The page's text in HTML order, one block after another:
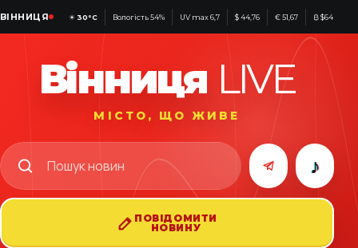
ВІННИЦЯ ☀ 30°C Вологість 54% UV max 6,7 $ 44,76 € 51,67 ₿ $64 228
Вінниця LIVE
МІСТО, ЩО ЖИВЕ
♪
ПОВІДОМИТИ
НОВИНУ